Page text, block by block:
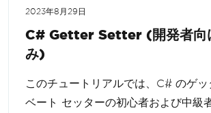
2023年8月29日
C# Getter Setter (開発者向
み)
このチュートリアルでは、C# のゲッ
ベート セッターの初心者および中級